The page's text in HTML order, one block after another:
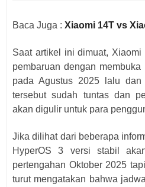
Baca Juga : Xiaomi 14T vs
Saat artikel ini dimuat,
pembaruan dengan
pada Agustus 2025 lalu
tersebut sudah tuntas dan
akan digulir untuk para
Jika dilihat dari beberapa
HyperOS 3 versi stabil
pertengahan Oktober 2025
turut mengatakan bahwa